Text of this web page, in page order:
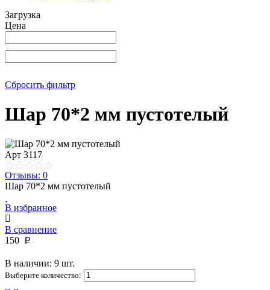
Загрузка
Цена
Сбросить фильтр
Шар 70*2 мм пустотелый
Арт 3117
Отзывы: 0
Шар 70*2 мм пустотелый
В избранное
В сравнение
150 p
В наличии: 9 шт.
Выберите количество: